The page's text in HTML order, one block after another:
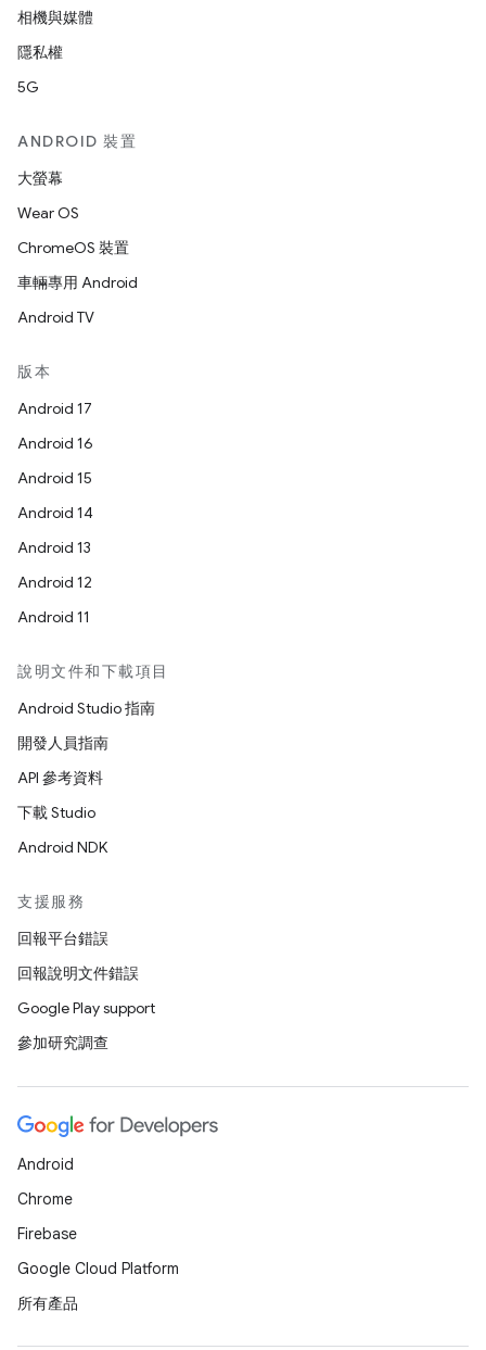
相機與媒體
隱私權
5G
ANDROID 裝置
大螢幕
Wear OS
ChromeOS 裝置
車輛專用 Android
Android TV
版本
Android 17
Android 16
Android 15
Android 14
Android 13
Android 12
Android 11
說明文件和下載項目
Android Studio 指南
開發人員指南
API 參考資料
下載 Studio
Android NDK
支援服務
回報平台錯誤
回報說明文件錯誤
Google Play support
參加研究調查
Android
Chrome
Firebase
Google Cloud Platform
所有產品